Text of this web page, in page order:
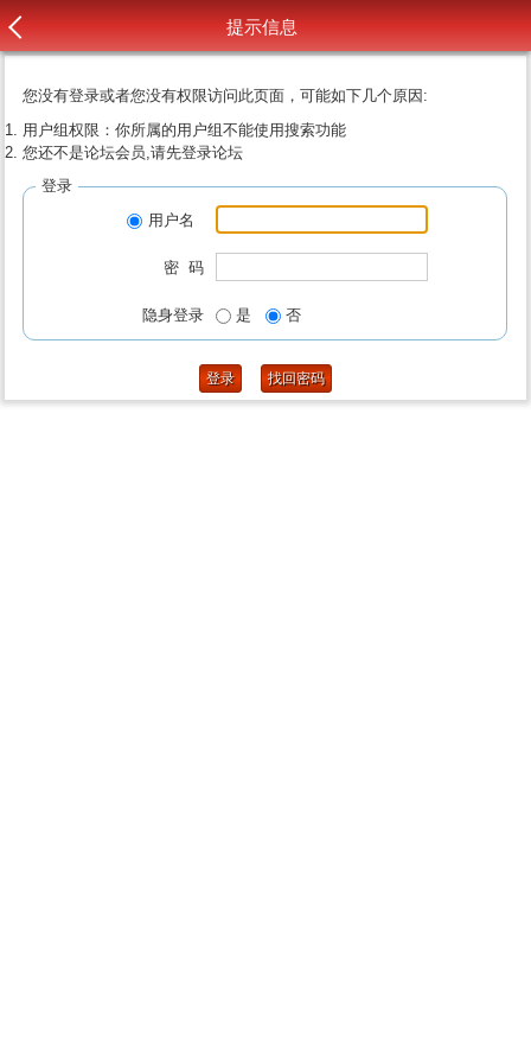
提示信息
您没有登录或者您没有权限访问此页面，可能如下几个原因:
用户组权限：你所属的用户组不能使用搜索功能
您还不是论坛会员,请先登录论坛
登录
用户名
密 码
隐身登录 是 否